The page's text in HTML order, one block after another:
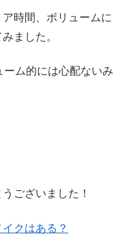
時間、ボリュームに
ました。
ム的には心配ないみ
ございました！
クはある？